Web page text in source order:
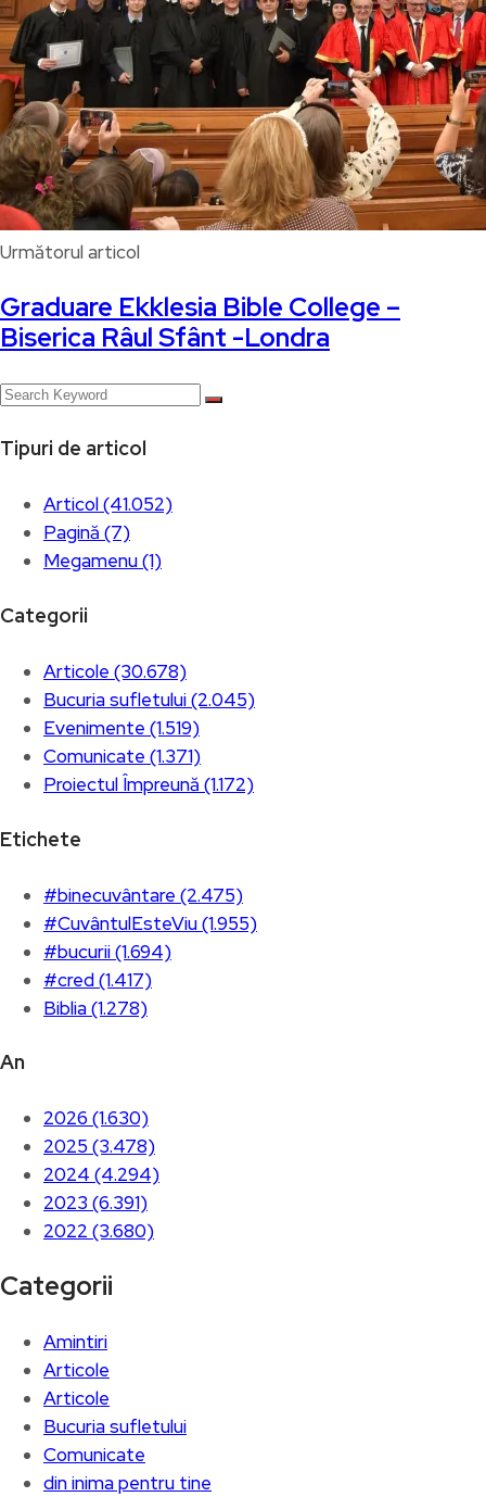
Următorul articol
Graduare Ekklesia Bible College –
Biserica Râul Sfânt -Londra
Tipuri de articol
Articol (41.052)
Pagină (7)
Megamenu (1)
Categorii
Articole (30.678)
Bucuria sufletului (2.045)
Evenimente (1.519)
Comunicate (1.371)
Proiectul Împreună (1.172)
Etichete
#binecuvântare (2.475)
#CuvântulEsteViu (1.955)
#bucurii (1.694)
#cred (1.417)
Biblia (1.278)
An
2026 (1.630)
2025 (3.478)
2024 (4.294)
2023 (6.391)
2022 (3.680)
Categorii
Amintiri
Articole
Articole
Bucuria sufletului
Comunicate
din inima pentru tine